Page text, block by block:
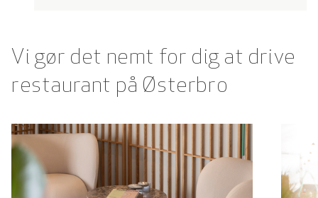
Vi gør det nemt for dig at drive
restaurant på Østerbro